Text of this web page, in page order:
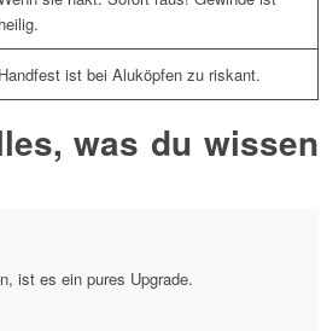
heilig.
Handfest ist bei Aluköpfen zu riskant.
was du wissen
ist es ein pures Upgrade.